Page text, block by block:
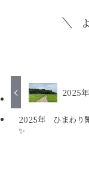
2025
2025年 ひまわり
✨